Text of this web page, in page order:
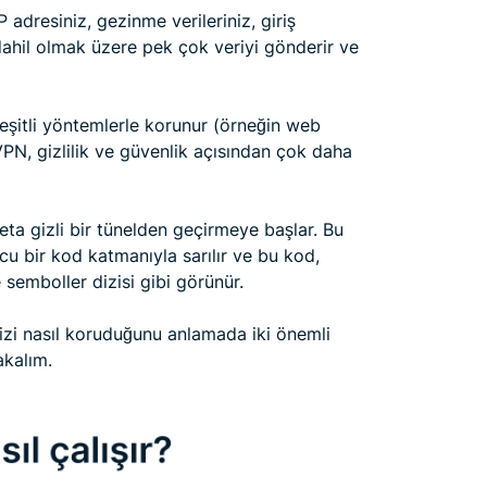
adresiniz, gezinme verileriniz, giriş
olmak üzere pek çok veriyi gönderir ve
yöntemlerle korunur (örneğin web
gizlilik ve güvenlik açısından çok daha
gizli bir tünelden geçirmeye başlar. Bu
bir kod katmanıyla sarılır ve bu kod,
semboller dizisi gibi görünür.
nasıl koruduğunu anlamada iki önemli